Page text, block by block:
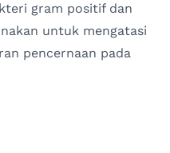
gram positif dan
untuk mengatasi
pencernaan pada